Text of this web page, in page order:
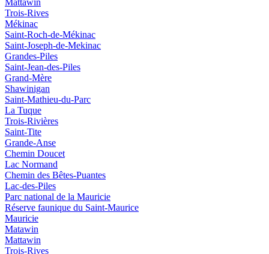
Mattawin
Trois-Rives
Mékinac
Saint-Roch-de-Mékinac
Saint-Joseph-de-Mekinac
Grandes-Piles
Saint-Jean-des-Piles
Grand-Mère
Shawinigan
Saint-Mathieu-du-Parc
La Tuque
Trois-Rivières
Saint-Tite
Grande-Anse
Chemin Doucet
Lac Normand
Chemin des Bêtes-Puantes
Lac-des-Piles
Parc national de la Mauricie
Réserve faunique du Saint‑Maurice
Mauricie
Matawin
Mattawin
Trois-Rives